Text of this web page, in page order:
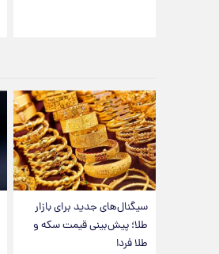
سیگنال‌های جدید برای بازار
طلا؛ پیش‌بینی قیمت سکه و
طلا فردا